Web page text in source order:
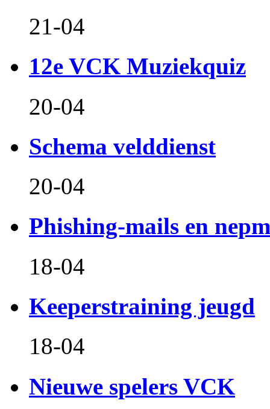
21-04
12e VCK Muziekquiz
20-04
Schema velddienst
20-04
Phishing-mails en
18-04
Keeperstraining jeugd
18-04
Nieuwe spelers VCK